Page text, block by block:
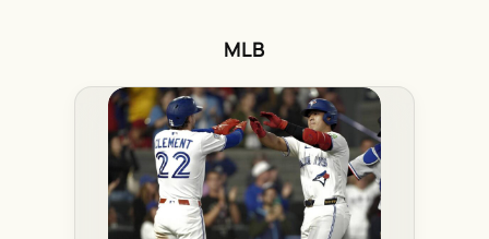
MLB